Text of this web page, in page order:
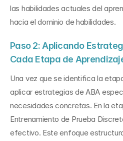
las habilidades actuales del
hacia el dominio de habilidades.
Paso 2: Aplicando
Cada Etapa de
Una vez que se identifica la
aplicar estrategias de ABA
necesidades concretas. En la
Entrenamiento de Prueba
efectivo. Este enfoque